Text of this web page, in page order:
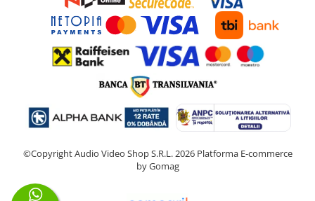
©Copyright Audio Video Shop S.R.L. 2026 Platforma E-commerce
by Gomag